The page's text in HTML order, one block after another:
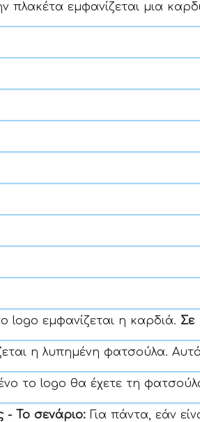
εμφανίζεται μια
logo εμφανίζεται η καρδιά. Σε
η λυπημένη φατσούλα. Αυτό
το logo θα έχετε τη
- Το σενάριο: Για πάντα, εάν